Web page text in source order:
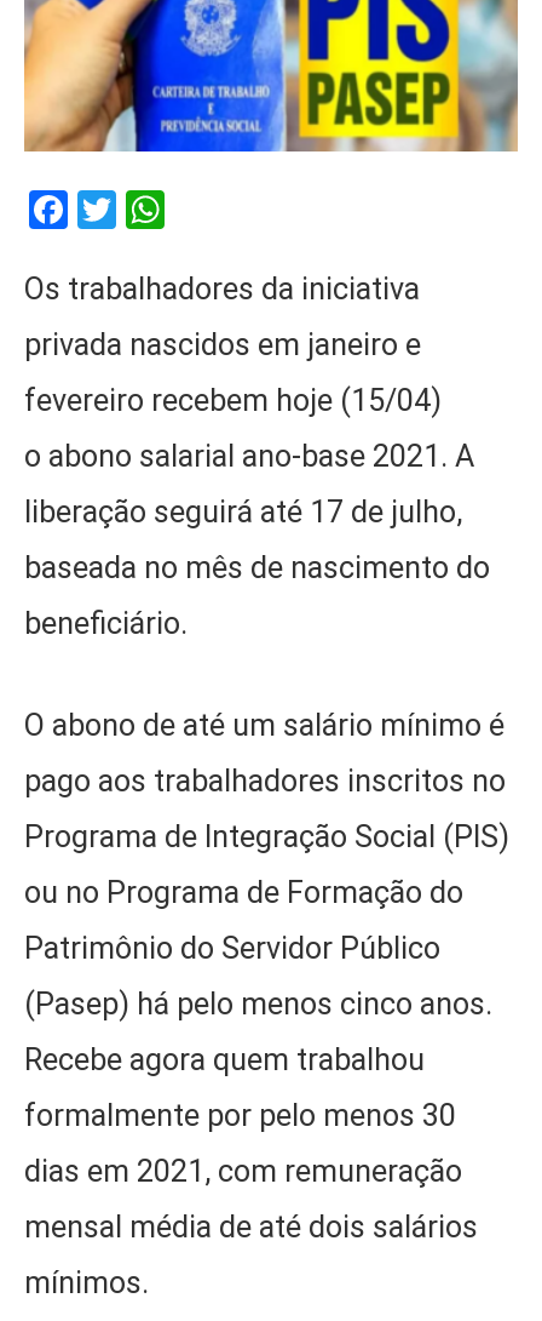
Facebook
Twitter
Os trabalhadores da iniciativa
privada nascidos em janeiro e
fevereiro recebem hoje (15/04)
o abono salarial ano-base 2021. A
liberação seguirá até 17 de julho,
baseada no mês de nascimento do
beneficiário.
O abono de até um salário mínimo é
pago aos trabalhadores inscritos no
Programa de Integração Social (PIS)
ou no Programa de Formação do
Patrimônio do Servidor Público
(Pasep) há pelo menos cinco anos.
Recebe agora quem trabalhou
formalmente por pelo menos 30
dias em 2021, com remuneração
mensal média de até dois salários
mínimos.